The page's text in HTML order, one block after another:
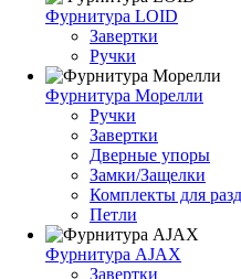
Фурнитура LOID
Завертки
Ручки
Фурнитура Морелли
Ручки
Завертки
Дверные упоры
Замки/Защелки
Комплекты для
Петли
Фурнитура AJAX
Завертки